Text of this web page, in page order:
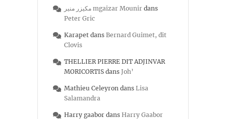
مكيزر منير mgaizar Mounir dans
Peter Gric
Karapet dans Bernard Guimet, dit
Clovis
THELLIER PIERRE DIT ADJINVAR
MORICORTIS dans Joh’
Mathieu Celeyron dans Lisa
Salamandra
Harry gaabor dans Harry Gaabor